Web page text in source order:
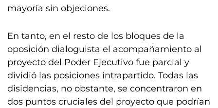
mayoría sin objeciones.
En tanto, en el resto de los bloques de la
oposición dialoguista el acompañamiento al
proyecto del Poder Ejecutivo fue parcial y
dividió las posiciones intrapartido. Todas las
disidencias, no obstante, se concentraron en
dos puntos cruciales del proyecto que podrían